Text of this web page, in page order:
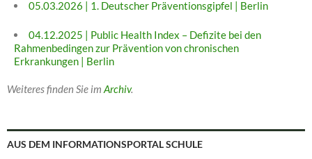
05.03.2026 | 1. Deutscher Präventionsgipfel | Berlin
04.12.2025 | Public Health Index – Defizite bei den
Rahmenbedingen zur Prävention von chronischen
Erkrankungen | Berlin
Weiteres finden Sie im Archiv.
AUS DEM INFORMATIONSPORTAL SCHULE